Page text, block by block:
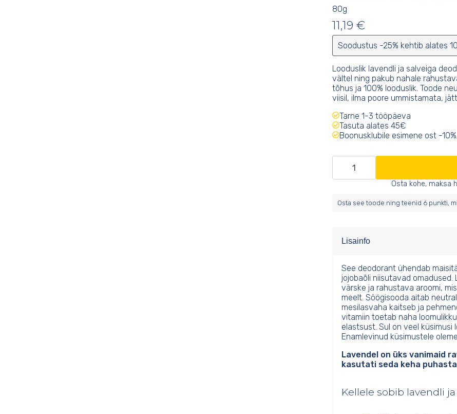
80g
11,19 €
Soodustus -25% kehtib alates
Looduslik lavendli ja salveiga
vältel ning pakub nahale
tõhus ja 100% looduslik. Toode
viisil, ilma poore ummistamata,
Tarne 1-3 tööpäeva
Tasuta alates 45€
Boonusklubile esimene ost -
Deodorant
lavendli
Osta kohe, maksa
Osta see toode ning teenid 6 punkti,
Lisainfo
See deodorant ühendab
jojobaõli niisutavad omadused.
värske ja rahustava aroomi,
meelt. Söögisooda aitab
mesilasvaha kaitseb ja
vitamiin toetab naha
elastsust. Sul on veel
Enamlevinud küsimustele
Lavendel on üks vanimaid
kasutati seda keha
Kellele sobib lavendli